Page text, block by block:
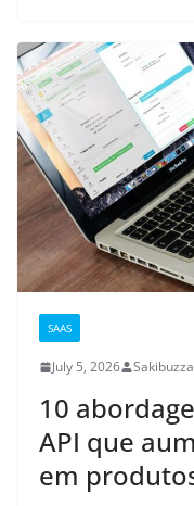
SAAS
July 5, 2026
10
API que
em